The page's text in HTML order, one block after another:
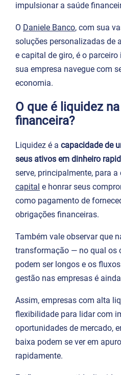
impulsionar a saúde
O Daniele Banco, com sua
soluções personalizadas de
e capital de giro, é o
sua empresa navegue com
economia.
O que é liquidez
financeira?
Liquidez é a capacidade de
seus ativos em dinheiro
serve, principalmente, para
capital e honrar seus
como pagamento de
obrigações financeiras.
Também vale observar que
transformação — no qual os
podem ser longos e os
gestão nas empresas é
Assim, empresas com alta
flexibilidade para lidar com
oportunidades de mercado,
baixa podem se ver em
rapidamente.